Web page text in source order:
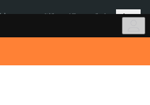
Més